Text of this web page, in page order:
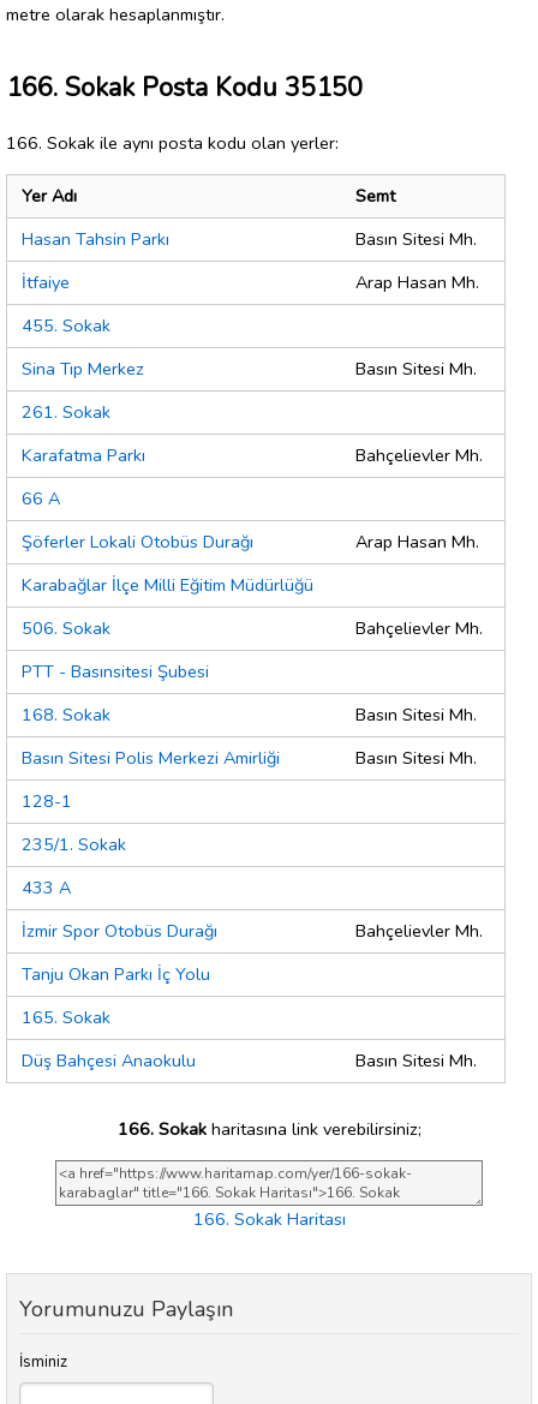
metre olarak hesaplanmıştır.
166. Sokak Posta Kodu 35150
166. Sokak ile aynı posta kodu olan yerler:
Yer Adı
Semt
Hasan Tahsin Parkı
Basın Sitesi Mh.
İtfaiye
Arap Hasan Mh.
455. Sokak
Sina Tıp Merkez
Basın Sitesi Mh.
261. Sokak
Karafatma Parkı
Bahçelievler Mh.
66 A
Şöferler Lokali Otobüs Durağı
Arap Hasan Mh.
Karabağlar İlçe Milli Eğitim Müdürlüğü
506. Sokak
Bahçelievler Mh.
PTT - Basınsitesi Şubesi
168. Sokak
Basın Sitesi Mh.
Basın Sitesi Polis Merkezi Amirliği
Basın Sitesi Mh.
128-1
235/1. Sokak
433 A
İzmir Spor Otobüs Durağı
Bahçelievler Mh.
Tanju Okan Parkı İç Yolu
165. Sokak
Düş Bahçesi Anaokulu
Basın Sitesi Mh.
166. Sokakharitasına link verebilirsiniz;
166. Sokak Haritası
Yorumunuzu Paylaşın
İsminiz